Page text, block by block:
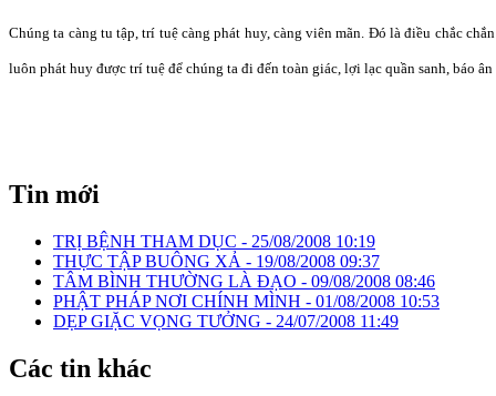
Chúng ta càng tu tập, trí tuệ càng phát huy, càng viên mãn. Đó là điều chắc
luôn phát huy được trí tuệ để chúng ta đi đến toàn giác, lợi lạc quần sanh, báo ân
Tin mới
TRỊ BỆNH THAM DỤC - 25/08/2008 10:19
THỰC TẬP BUÔNG XẢ - 19/08/2008 09:37
TÂM BÌNH THƯỜNG LÀ ĐẠO - 09/08/2008 08:46
PHẬT PHÁP NƠI CHÍNH MÌNH - 01/08/2008 10:53
DẸP GIẶC VỌNG TƯỞNG - 24/07/2008 11:49
Các tin khác